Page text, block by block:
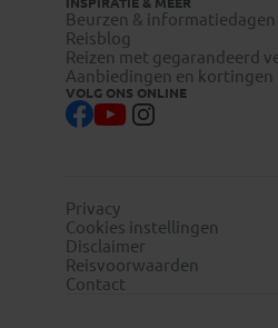
Reizigers die niet beschikken
Belgische nationaliteit, dienen
Reizigers met meereizende
dienen zelf bij de betreffende
eventuele aanvullende
Beurzen & informatiedagen
Reisblog
Reizen met gegarandeerd
Aanbiedingen en kortingen
VOLG ONS ONLINE
Privacy
Cookies instellingen
Disclaimer
Reisvoorwaarden
Contact